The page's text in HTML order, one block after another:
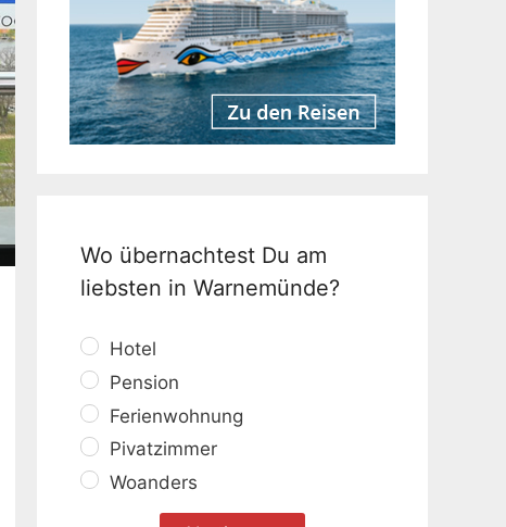
Wo übernachtest Du am
liebsten in Warnemünde?
Hotel
Pension
Ferienwohnung
Pivatzimmer
Woanders